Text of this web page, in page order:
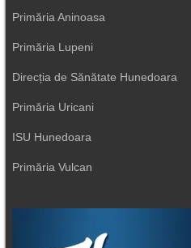
Primăria Aninoasa
Primăria Lupeni
Direcția de Sănătate Hunedoara
Primăria Uricani
ISU Hunedoara
Primăria Vulcan